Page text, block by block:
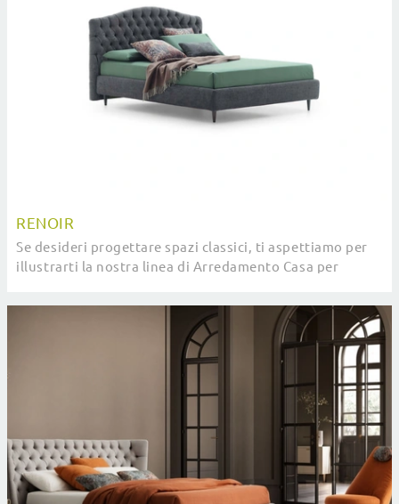
RENOIR
Se desideri progettare spazi classici, ti aspettiamo per
illustrarti la nostra linea di Arredamento Casa per